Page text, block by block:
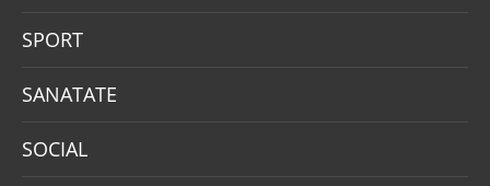
SPORT
SANATATE
SOCIAL